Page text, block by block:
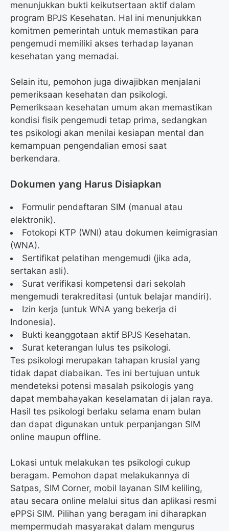
menunjukkan bukti keikutsertaan aktif dalam
program BPJS Kesehatan. Hal ini menunjukkan
komitmen pemerintah untuk memastikan para
pengemudi memiliki akses terhadap layanan
kesehatan yang memadai.
Selain itu, pemohon juga diwajibkan menjalani
pemeriksaan kesehatan dan psikologi.
Pemeriksaan kesehatan umum akan memastikan
kondisi fisik pengemudi tetap prima, sedangkan
tes psikologi akan menilai kesiapan mental dan
kemampuan pengendalian emosi saat
berkendara.
Dokumen yang Harus Disiapkan
Formulir pendaftaran SIM (manual atau
elektronik).
Fotokopi KTP (WNI) atau dokumen keimigrasian
(WNA).
Sertifikat pelatihan mengemudi (jika ada,
sertakan asli).
Surat verifikasi kompetensi dari sekolah
mengemudi terakreditasi (untuk belajar mandiri).
Izin kerja (untuk WNA yang bekerja di
Indonesia).
Bukti keanggotaan aktif BPJS Kesehatan.
Surat keterangan lulus tes psikologi.
Tes psikologi merupakan tahapan krusial yang
tidak dapat diabaikan. Tes ini bertujuan untuk
mendeteksi potensi masalah psikologis yang
dapat membahayakan keselamatan di jalan raya.
Hasil tes psikologi berlaku selama enam bulan
dan dapat digunakan untuk perpanjangan SIM
online maupun offline.
Lokasi untuk melakukan tes psikologi cukup
beragam. Pemohon dapat melakukannya di
Satpas, SIM Corner, mobil layanan SIM keliling,
atau secara online melalui situs dan aplikasi resmi
ePPSi SIM. Pilihan yang beragam ini diharapkan
mempermudah masyarakat dalam mengurus